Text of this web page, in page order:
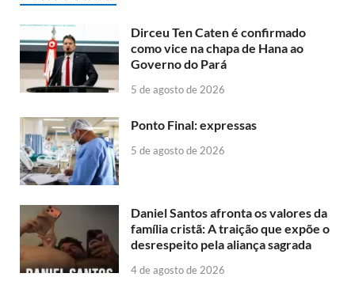
Dirceu Ten Caten é confirmado
como vice na chapa de Hana ao
Governo do Pará
5 de agosto de 2026
Ponto Final: expressas
5 de agosto de 2026
Daniel Santos afronta os valores da
família cristã: A traição que expõe o
desrespeito pela aliança sagrada
4 de agosto de 2026